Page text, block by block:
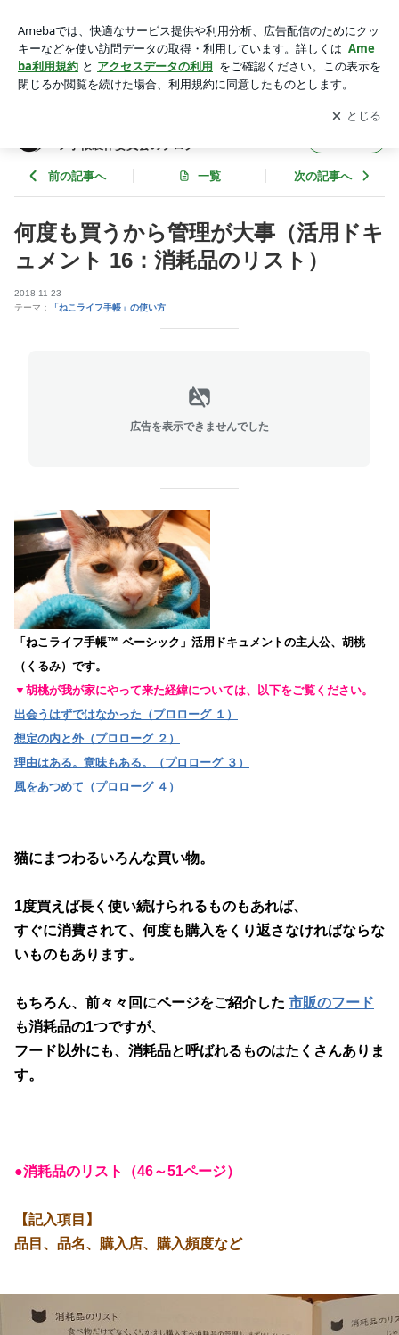
リスト） | 愛猫手帳で観察・記録の習慣化を ～ ねこライフ手
帳製作委員会のブログ
アプリをダウンロードして ブログの更新通知
を受け取りまし
ょう。
開く
フ手帳製作委員会のブログ
前の記事へ 一覧 次の記事へ
何度も買うから管理が大事（活用ドキ
ュメント 16：消耗品のリスト）
2018-11-23
テーマ：
「ねこライフ手帳」の使い方
広告を表示できませんでした
「ねこライフ手帳™ ベーシック」活用ドキュメントの主人公、胡桃
（くるみ）です。
▼胡桃が我が家にやって来た経緯については、以下をご覧ください。
出会うはずではなかった（プロローグ １）
想定の内と外（プロローグ ２）
理由はある。意味もある。（プロローグ ３）
風をあつめて（プロローグ ４）
猫にまつわるいろんな買い物。
1度買えば長く使い続けられるものもあれば、
すぐに消費されて、何度も購入をくり返さなければならな
いものもあります。
もちろん、前々々回にページをご紹介した 市販のフード
も消耗品の1つですが、
フード以外にも、消耗品と呼ばれるものはたくさんありま
す。
●消耗品のリスト（46～51ページ）
【記入項目】
品目、品名、購入店、購入頻度など